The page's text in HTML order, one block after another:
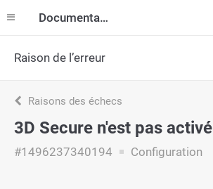
Documentation
Raison de l’erreur
Raisons des échecs
3D Secure n'est pas activé
#1496237340194 Configuration